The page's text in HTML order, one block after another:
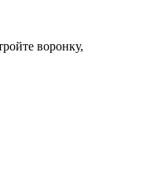
воронку,